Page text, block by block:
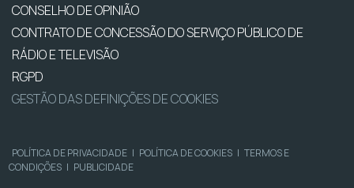
CONSELHO DE OPINIÃO
CONTRATO DE CONCESSÃO DO SERVIÇO PÚBLICO DE
RÁDIO E TELEVISÃO
RGPD
GESTÃO DAS DEFINIÇÕES DE COOKIES
POLÍTICA DE PRIVACIDADE | POLÍTICA DE COOKIES | TERMOS E
CONDIÇÕES | PUBLICIDADE